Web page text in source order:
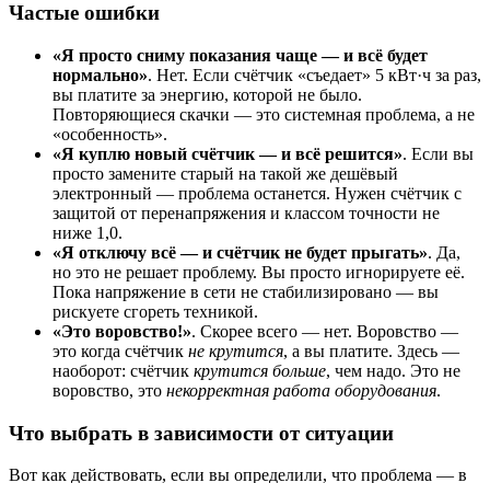
Частые ошибки
«Я просто сниму показания чаще — и всё будет
нормально». Нет. Если счётчик «съедает» 5 кВт·ч за раз,
вы платите за энергию, которой не было.
Повторяющиеся скачки — это системная проблема, а не
«особенность».
«Я куплю новый счётчик — и всё решится». Если вы
просто замените старый на такой же дешёвый
электронный — проблема останется. Нужен счётчик с
защитой от перенапряжения и классом точности не
ниже 1,0.
«Я отключу всё — и счётчик не будет прыгать». Да,
но это не решает проблему. Вы просто игнорируете её.
Пока напряжение в сети не стабилизировано — вы
рискуете сгореть техникой.
«Это воровство!». Скорее всего — нет. Воровство —
это когда счётчик не крутится, а вы платите. Здесь —
наоборот: счётчик крутится больше, чем надо. Это не
воровство, это некорректная работа оборудования.
Что выбрать в зависимости от ситуации
Вот как действовать, если вы определили, что проблема — в